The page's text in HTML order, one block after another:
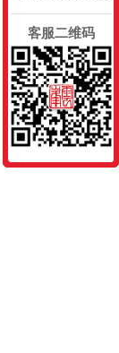
客服二维码